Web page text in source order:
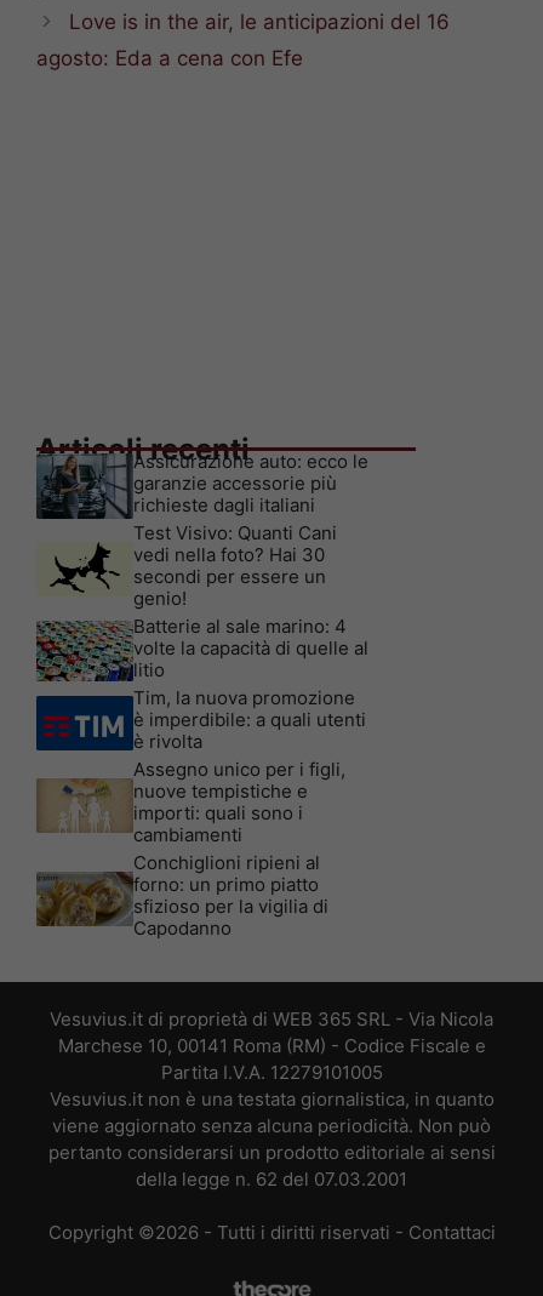
Love is in the air, le anticipazioni del 16
agosto: Eda a cena con Efe
Articoli recenti
Assicurazione auto: ecco le
garanzie accessorie più
richieste dagli italiani
Test Visivo: Quanti Cani
vedi nella foto? Hai 30
secondi per essere un
genio!
Batterie al sale marino: 4
volte la capacità di quelle al
litio
Tim, la nuova promozione
è imperdibile: a quali utenti
è rivolta
Assegno unico per i figli,
nuove tempistiche e
importi: quali sono i
cambiamenti
Conchiglioni ripieni al
forno: un primo piatto
sfizioso per la vigilia di
Capodanno
Vesuvius.it di proprietà di WEB 365 SRL - Via Nicola
Marchese 10, 00141 Roma (RM) - Codice Fiscale e
Partita I.V.A. 12279101005
Vesuvius.it non è una testata giornalistica, in quanto
viene aggiornato senza alcuna periodicità. Non può
pertanto considerarsi un prodotto editoriale ai sensi
della legge n. 62 del 07.03.2001
Copyright ©2026 - Tutti i diritti riservati - Contattaci